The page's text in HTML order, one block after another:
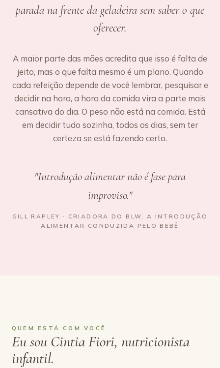
parada na frente da geladeira sem saber o que
oferecer.
A maior parte das mães acredita que isso é falta de
jeito, mas o que falta mesmo é um plano. Quando
cada refeição depende de você lembrar, pesquisar e
decidir na hora, a hora da comida vira a parte mais
cansativa do dia. O peso não está na comida. Está
em decidir tudo sozinha, todos os dias, sem ter
certeza se está fazendo certo.
"Introdução alimentar não é fase para
improviso."
GILL RAPLEY · CRIADORA DO BLW, A INTRODUÇÃO
ALIMENTAR CONDUZIDA PELO BEBÊ
QUEM ESTÁ COM VOCÊ
Eu sou Cintia Fiori, nutricionista
infantil.